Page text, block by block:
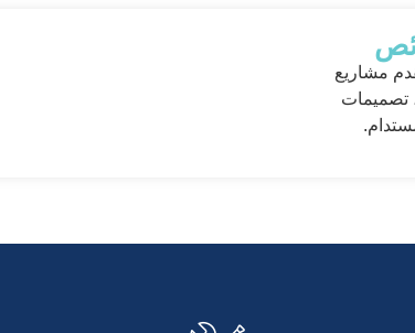
مشاريع
تصميمات